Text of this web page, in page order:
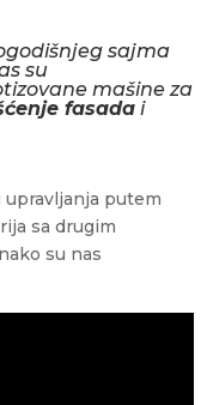
sajma
su
mašine za
fasada i
upravljanja putem
sa drugim
su nas